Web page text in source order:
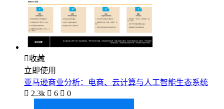
收藏
立即使用
亚马逊商业分析：电商、云计算与人工智能生态系统
 2.3k  6  0